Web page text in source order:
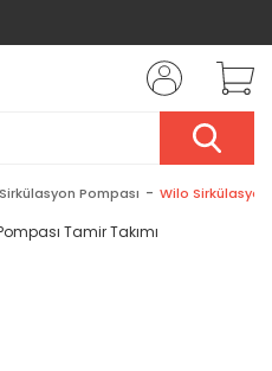
Sirkülasyon Pompası Wilo Sirkülasyon